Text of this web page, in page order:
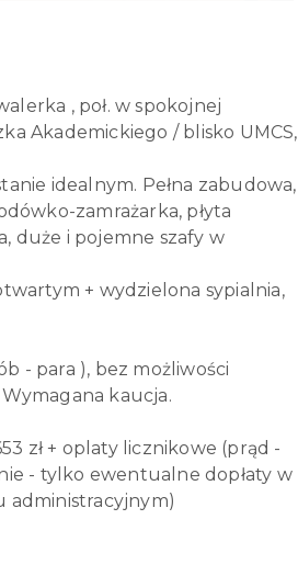
, poł. w spokojnej
Akademickiego / blisko UMCS,
idealnym. Pełna zabudowa,
zamrażarka, płyta
duże i pojemne szafy w
+ wydzielona sypialnia,
- para ), bez możliwości
kaucja.
zł + oplaty licznikowe (prąd -
- tylko ewentualne dopłaty w
administracyjnym)